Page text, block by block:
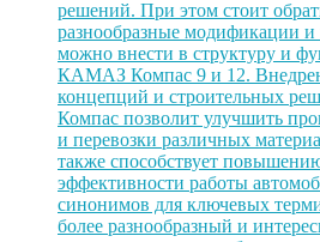
решений. При этом стоит
разнообразные модификации и
можно внести в структуру и
КАМАЗ Компас 9 и 12.
концепций и строительных
Компас позволит улучшить
и перевозки различных
также способствует
эффективности работы
синонимов для ключевых
более разнообразный и